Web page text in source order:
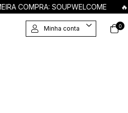
COMPRA: SOUPWELCOME 🔥
Minha conta 0